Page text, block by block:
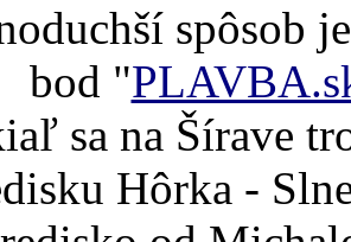
spôsob
bod "
sa na Šírave
Hôrka -